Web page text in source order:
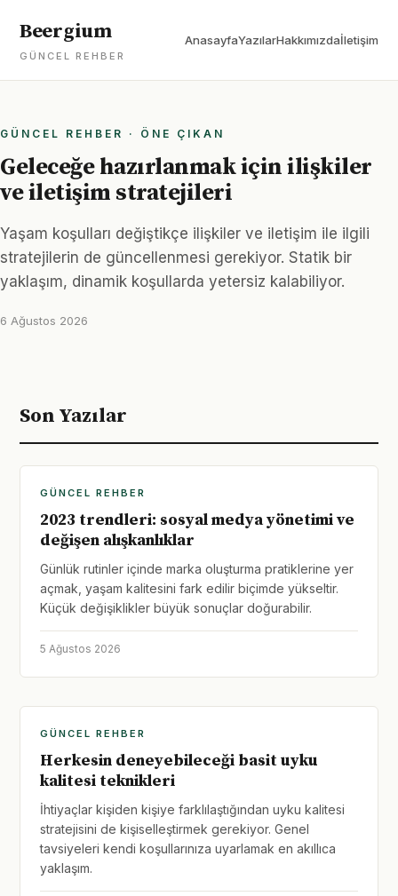
Beergium
GÜNCEL REHBER
AnasayfaYazılarHakkımızdaİletişim
GÜNCEL REHBER · ÖNE ÇIKAN
Geleceğe hazırlanmak için ilişkiler
ve iletişim stratejileri
Yaşam koşulları değiştikçe ilişkiler ve iletişim ile ilgili
stratejilerin de güncellenmesi gerekiyor. Statik bir
yaklaşım, dinamik koşullarda yetersiz kalabiliyor.
6 Ağustos 2026
Son Yazılar
GÜNCEL REHBER
2023 trendleri: sosyal medya yönetimi ve
değişen alışkanlıklar
Günlük rutinler içinde marka oluşturma pratiklerine yer
açmak, yaşam kalitesini fark edilir biçimde yükseltir.
Küçük değişiklikler büyük sonuçlar doğurabilir.
5 Ağustos 2026
GÜNCEL REHBER
Herkesin deneyebileceği basit uyku
kalitesi teknikleri
İhtiyaçlar kişiden kişiye farklılaştığından uyku kalitesi
stratejisini de kişiselleştirmek gerekiyor. Genel
tavsiyeleri kendi koşullarınıza uyarlamak en akıllıca
yaklaşım.